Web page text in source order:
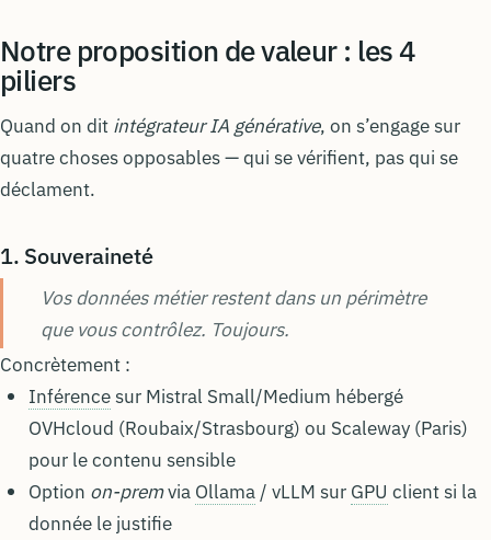
Notre proposition de valeur : les 4
piliers
Quand on dit intégrateur IA générative, on s’engage sur
quatre choses opposables — qui se vérifient, pas qui se
déclament.
1. Souveraineté
Vos données métier restent dans un périmètre
que vous contrôlez. Toujours.
Concrètement :
Inférencesur Mistral Small/Medium hébergé
OVHcloud (Roubaix/Strasbourg) ou Scaleway (Paris)
pour le contenu sensible
Option on-premvia Ollama/ vLLM sur GPU client si la
donnée le justifie